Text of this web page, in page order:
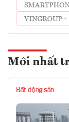
VINGROUP
Mới nhất
Bất động sản